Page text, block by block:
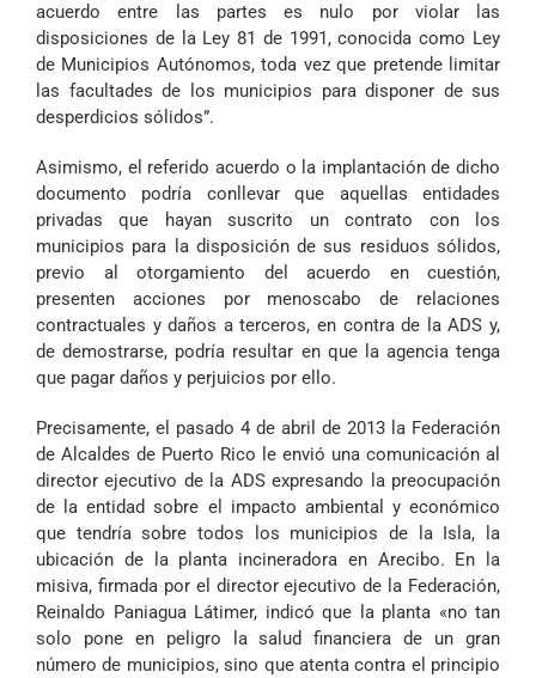
acuerdo entre las partes es nulo por violar las
disposiciones de la Ley 81 de 1991, conocida como Ley
de Municipios Autónomos, toda vez que pretende limitar
las facultades de los municipios para disponer de sus
desperdicios sólidos”.
Asimismo, el referido acuerdo o la implantación de dicho
documento podría conllevar que aquellas entidades
privadas que hayan suscrito un contrato con los
municipios para la disposición de sus residuos sólidos,
previo al otorgamiento del acuerdo en cuestión,
presenten acciones por menoscabo de relaciones
contractuales y daños a terceros, en contra de la ADS y,
de demostrarse, podría resultar en que la agencia tenga
que pagar daños y perjuicios por ello.
Precisamente, el pasado 4 de abril de 2013 la Federación
de Alcaldes de Puerto Rico le envió una comunicación al
director ejecutivo de la ADS expresando la preocupación
de la entidad sobre el impacto ambiental y económico
que tendría sobre todos los municipios de la Isla, la
ubicación de la planta incineradora en Arecibo. En la
misiva, firmada por el director ejecutivo de la Federación,
Reinaldo Paniagua Látimer, indicó que la planta «no tan
solo pone en peligro la salud financiera de un gran
número de municipios, sino que atenta contra el principio